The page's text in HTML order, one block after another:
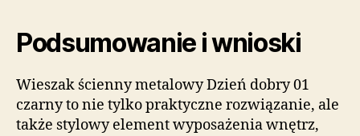
Podsumowanie i wnioski
Wieszak ścienny metalowy Dzień dobry 01
czarny to nie tylko praktyczne rozwiązanie, ale
także stylowy element wyposażenia wnętrz,